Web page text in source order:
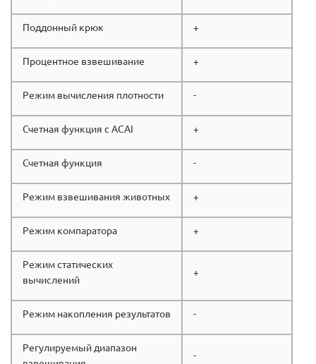
Поддонный крюк +
Процентное взвешивание +
Режим вычисления плотности -
Счетная функция с ACAI +
Счетная функция -
Режим взвешивания животных +
Режим компаратора +
Режим статических
вычислений
+
Режим накопления результатов -
Регулируемый диапазон
-